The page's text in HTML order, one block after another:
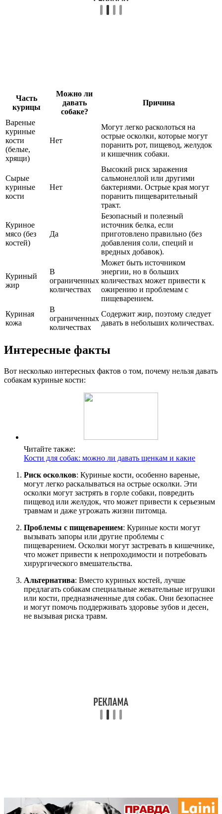
Часть
курицы
Можно ли
давать
собаке?
Причина
Вареные
куриные
кости
(белые,
хрящи)
Нет
Могут легко расколоться на
острые осколки, которые могут
поранить рот, пищевод, желудок
и кишечник собаки.
Сырые
куриные
кости
Нет
Высокий риск заражения
сальмонеллой или другими
бактериями. Острые края могут
поранить пищеварительный
тракт.
Куриное
мясо (без
костей)
Да
Безопасный и полезный
источник белка, если
приготовлено правильно (без
добавления соли, специй и
вредных добавок).
Куриный
жир
В
ограниченных
количествах
Может быть источником
энергии, но в больших
количествах может привести к
ожирению и проблемам с
пищеварением.
Куриная
кожа
В
ограниченных
количествах
Содержит жир, поэтому следует
давать в небольших количествах.
Интересные факты
Вот несколько интересных фактов о том, почему нельзя давать
собакам куриные кости:
Читайте также:
Кости для собак: можно ли давать щенкам и какие
Риск осколков: Куриные кости, особенно вареные,
могут легко раскалываться на острые осколки. Эти
осколки могут застрять в горле собаки, повредить
пищевод или желудок, что может привести к серьезным
травмам и даже угрожать жизни питомца.
Проблемы с пищеварением: Куриные кости могут
вызывать запоры или другие проблемы с
пищеварением. Осколки могут застревать в кишечнике,
что может привести к непроходимости и потребовать
хирургического вмешательства.
Альтернатива: Вместо куриных костей, лучше
предлагать собакам специальные жевательные игрушки
или кости, предназначенные для собак. Они безопаснее
и могут помочь поддерживать здоровье зубов и десен,
не вызывая риска травм.